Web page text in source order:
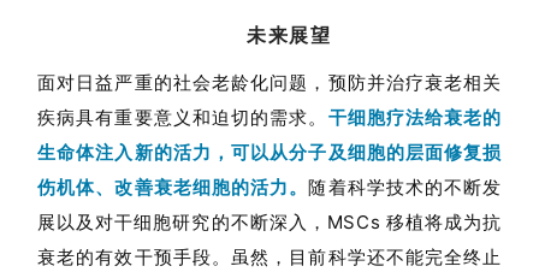
未来展望
面对日益严重的社会老龄化问题，预防并治疗衰老相关
疾病具有重要意义和迫切的需求。 干细胞疗法给衰老的
生命体注入新的活力，可以从分子及细胞的层面修复损
伤机体、改善衰老细胞的活力。随着科学技术的不断发
展以及对干细胞研究的不断深入，MSCs 移植将成为抗
衰老的有效干预手段。虽然，目前科学还不能完全终止